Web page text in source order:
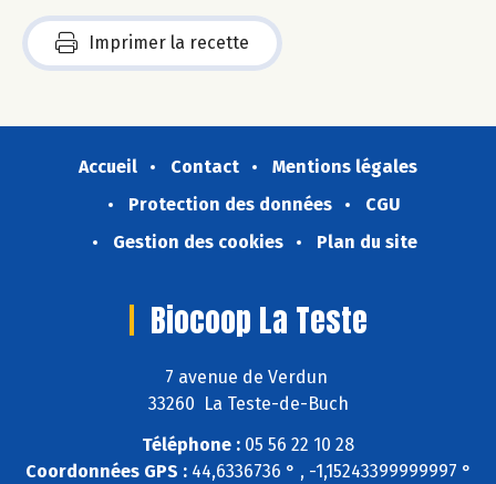
Imprimer la recette
Accueil Contact
Mentions légales
Protection des données
CGU
Gestion des cookies
Plan du site
Biocoop La Teste
7 avenue de Verdun
33260 La Teste-de-Buch
Téléphone : 05 56 22 10 28
Coordonnées GPS :44,6336736 ° , -1,15243399999997 °